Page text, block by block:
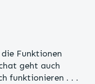
Funktionen
geht auch
funktionieren . . .